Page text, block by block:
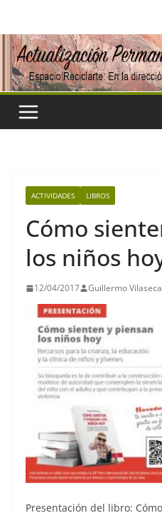
contenido
ACTIVIDADES LIBROS
Cómo
los niños
12/04/2017 Guillermo Vilaseca
Presentación del libro: